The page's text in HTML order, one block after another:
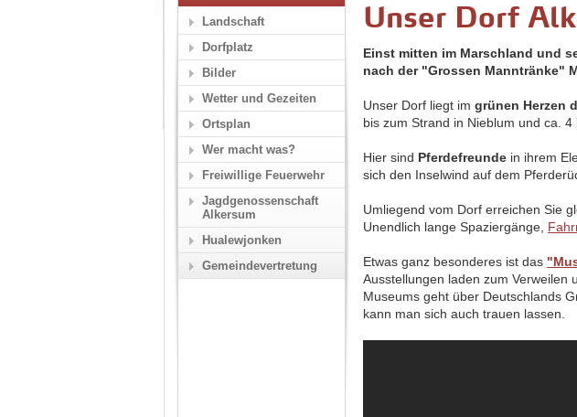
Unser Dorf
Einst mitten im Marschland und
nach der "Grossen Manntränke"
Unser Dorf liegt im grünen Herzen
bis zum Strand in Nieblum und ca. 4
Hier sind Pferdefreunde in ihrem
sich den Inselwind auf dem
Umliegend vom Dorf erreichen Sie
Unendlich lange Spaziergänge,
Etwas ganz besonderes ist das
Ausstellungen laden zum Verweilen
Museums geht über Deutschlands
kann man sich auch trauen lassen.
Landschaft
Dorfplatz
Bilder
Wetter und Gezeiten
Ortsplan
Wer macht was?
Freiwillige Feuerwehr
Jagdgenossenschaft
Alkersum
Hualewjonken
Gemeindevertretung